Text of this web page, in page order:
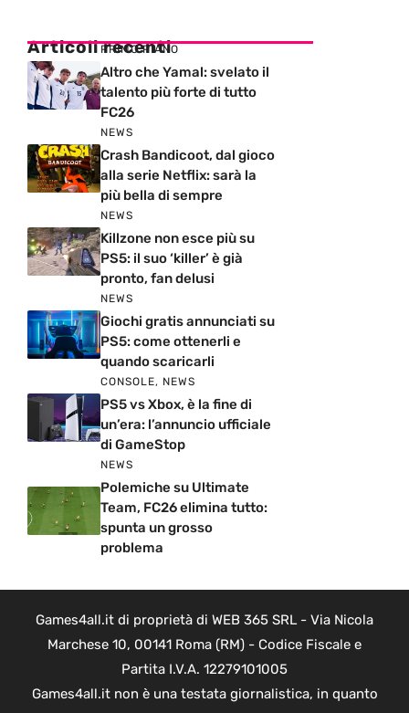
Articoli recenti
PRIMO PIANO
Altro che Yamal: svelato il
talento più forte di tutto
FC26
NEWS
Crash Bandicoot, dal gioco
alla serie Netflix: sarà la
più bella di sempre
NEWS
Killzone non esce più su
PS5: il suo ‘killer’ è già
pronto, fan delusi
NEWS
Giochi gratis annunciati su
PS5: come ottenerli e
quando scaricarli
CONSOLE, NEWS
PS5 vs Xbox, è la fine di
un’era: l’annuncio ufficiale
di GameStop
NEWS
Polemiche su Ultimate
Team, FC26 elimina tutto:
spunta un grosso
problema
Games4all.it di proprietà di WEB 365 SRL - Via Nicola
Marchese 10, 00141 Roma (RM) - Codice Fiscale e
Partita I.V.A. 12279101005
Games4all.it non è una testata giornalistica, in quanto